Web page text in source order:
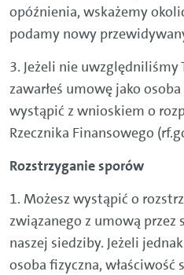
opóźnienia, wskażemy
podamy nowy
3. Jeżeli nie uwzględniliśmy
zawarłeś umowę jako
wystąpić z wnioskiem o
Rzecznika Finansowego
Rozstrzyganie sporów
1. Możesz wystąpić o
związanego z umową przez
naszej siedziby. Jeżeli
osoba fizyczna, właściwość